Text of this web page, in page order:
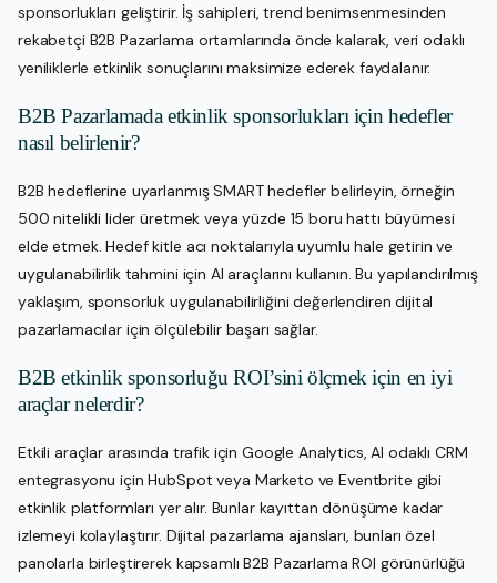
sponsorlukları geliştirir. İş sahipleri, trend benimsenmesinden
rekabetçi B2B Pazarlama ortamlarında önde kalarak, veri odaklı
yeniliklerle etkinlik sonuçlarını maksimize ederek faydalanır.
B2B Pazarlamada etkinlik sponsorlukları için hedefler
nasıl belirlenir?
B2B hedeflerine uyarlanmış SMART hedefler belirleyin, örneğin
500 nitelikli lider üretmek veya yüzde 15 boru hattı büyümesi
elde etmek. Hedef kitle acı noktalarıyla uyumlu hale getirin ve
uygulanabilirlik tahmini için AI araçlarını kullanın. Bu yapılandırılmış
yaklaşım, sponsorluk uygulanabilirliğini değerlendiren dijital
pazarlamacılar için ölçülebilir başarı sağlar.
B2B etkinlik sponsorluğu ROI’sini ölçmek için en iyi
araçlar nelerdir?
Etkili araçlar arasında trafik için Google Analytics, AI odaklı CRM
entegrasyonu için HubSpot veya Marketo ve Eventbrite gibi
etkinlik platformları yer alır. Bunlar kayıttan dönüşüme kadar
izlemeyi kolaylaştırır. Dijital pazarlama ajansları, bunları özel
panolarla birleştirerek kapsamlı B2B Pazarlama ROI görünürlüğü